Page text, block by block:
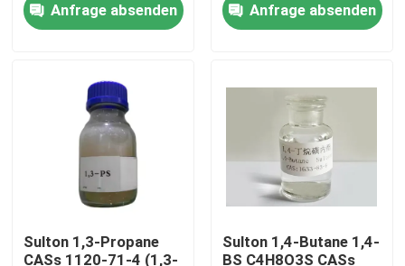
Produkte
Anfrage absenden Anfrage absenden
Sulton 1,3-Propane
CASs 1120-71-4 (1,3-
Sulton 1,4-Butane 1,4-
BS C4H8O3S CASs